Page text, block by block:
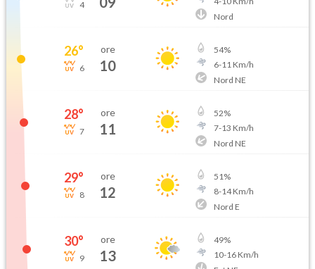
4
Nord
26°
6
ore
10
54%
6-11Km/h
Nord NE
28°
7
ore
11
52%
7-13 Km/h
Nord NE
29°
8
ore
12
51%
8-14Km/h
Nord E
30°
9
ore
13
49%
10-16Km/h